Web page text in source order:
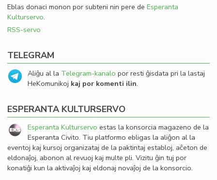
Eblas donaci monon por subteni nin pere de Esperanta
Kulturservo.
RSS-servo
TELEGRAM
Aliĝu al la Telegram-kanalo por resti ĝisdata pri la lastaj
HeKomunikoj kaj por komenti ilin.
ESPERANTA KULTURSERVO
Esperanta Kulturservo estas la konsorcia magazeno de la
Esperanta Civito. Tiu platformo ebligas la aliĝon al la
eventoj kaj kursoj organizataj de la paktintaj establoj, aĉeton de
eldonaĵoj, abonon al revuoj kaj multe pli. Vizitu ĝin tuj por
konatiĝi kun la aktivaĵoj kaj eldonaj novaĵoj de la konsorcio.